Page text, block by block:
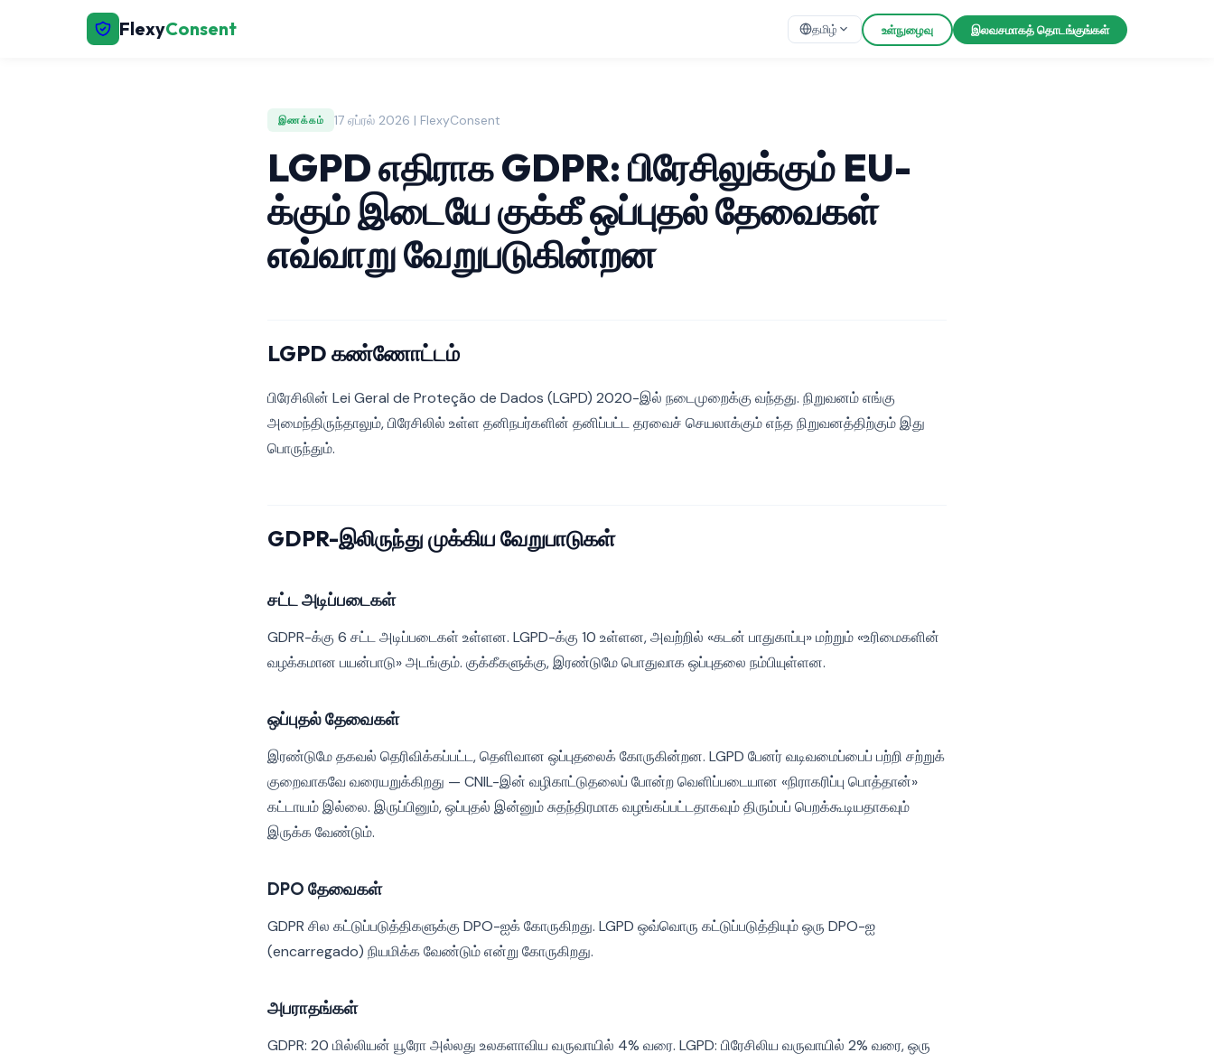
FlexyConsent தமிழ் உள்நுழைவு இலவசமாகத் தொடங்குங்கள்
இணக்கம் 17 ஏப்ரல் 2026 | FlexyConsent
LGPD எதிராக GDPR: பிரேசிலுக்கும் EU-
க்கும் இடையே குக்கீ ஒப்புதல் தேவைகள்
எவ்வாறு வேறுபடுகின்றன
LGPD கண்ணோட்டம்
பிரேசிலின் Lei Geral de Proteção de Dados (LGPD) 2020-இல் நடைமுறைக்கு வந்தது. நிறுவனம் எங்கு
அமைந்திருந்தாலும், பிரேசிலில் உள்ள தனிநபர்களின் தனிப்பட்ட தரவைச் செயலாக்கும் எந்த நிறுவனத்திற்கும் இது
பொருந்தும்.
GDPR-இலிருந்து முக்கிய வேறுபாடுகள்
சட்ட அடிப்படைகள்
GDPR-க்கு 6 சட்ட அடிப்படைகள் உள்ளன. LGPD-க்கு 10 உள்ளன, அவற்றில் «கடன் பாதுகாப்பு» மற்றும் «உரிமைகளின்
வழக்கமான பயன்பாடு» அடங்கும். குக்கீகளுக்கு, இரண்டுமே பொதுவாக ஒப்புதலை நம்பியுள்ளன.
ஒப்புதல் தேவைகள்
இரண்டுமே தகவல் தெரிவிக்கப்பட்ட, தெளிவான ஒப்புதலைக் கோருகின்றன. LGPD பேனர் வடிவமைப்பைப் பற்றி சற்றுக்
குறைவாகவே வரையறுக்கிறது — CNIL-இன் வழிகாட்டுதலைப் போன்ற வெளிப்படையான «நிராகரிப்பு பொத்தான்»
கட்டாயம் இல்லை. இருப்பினும், ஒப்புதல் இன்னும் சுதந்திரமாக வழங்கப்பட்டதாகவும் திரும்பப் பெறக்கூடியதாகவும்
இருக்க வேண்டும்.
DPO தேவைகள்
GDPR சில கட்டுப்படுத்திகளுக்கு DPO-ஐக் கோருகிறது. LGPD ஒவ்வொரு கட்டுப்படுத்தியும் ஒரு DPO-ஐ
(encarregado) நியமிக்க வேண்டும் என்று கோருகிறது.
அபராதங்கள்
GDPR: 20 மில்லியன் யூரோ அல்லது உலகளாவிய வருவாயில் 4% வரை. LGPD: பிரேசிலிய வருவாயில் 2% வரை, ஒரு